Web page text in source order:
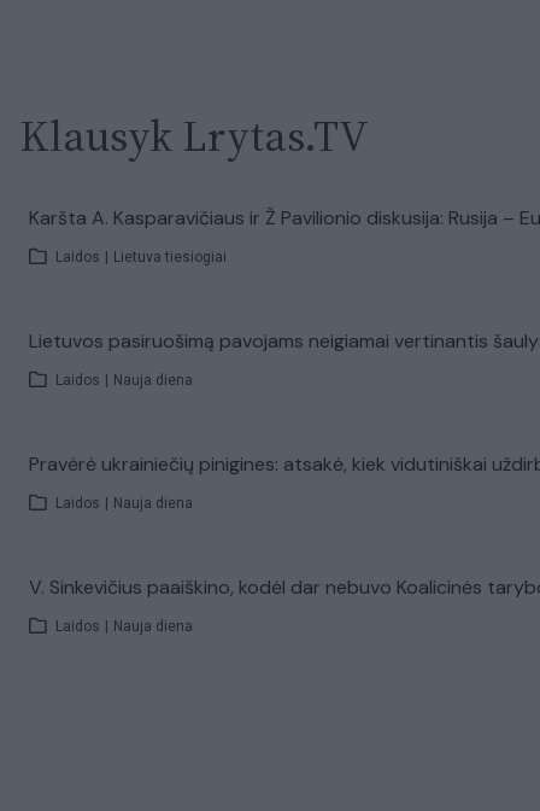
Klausyk Lrytas.TV
Karšta A. Kasparavičiaus ir Ž Pavilionio diskusija: Rusija –
Laidos | Lietuva tiesiogiai
Lietuvos pasiruošimą pavojams neigiamai vertinantis
Laidos | Nauja diena
Pravėrė ukrainiečių pinigines: atsakė, kiek vidutiniškai
Laidos | Nauja diena
V. Sinkevičius paaiškino, kodėl dar nebuvo Koalicinės
Laidos | Nauja diena